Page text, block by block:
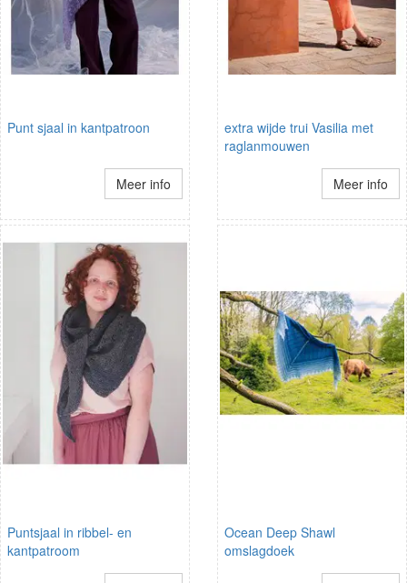
Punt sjaal in kantpatroon
Meer info
extra wijde trui Vasilia met
raglanmouwen
Meer info
Puntsjaal in ribbel- en
kantpatroom
Ocean Deep Shawl
omslagdoek